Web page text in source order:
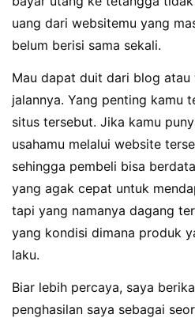
uang dari websitemu yang
belum berisi sama sekali.
Mau dapat duit dari blog atau
jalannya. Yang penting kamu
situs tersebut. Jika kamu
usahamu melalui website
sehingga pembeli bisa
yang agak cepat untuk
tapi yang namanya dagang
yang kondisi dimana produk
laku.
Biar lebih percaya, saya
penghasilan saya sebagai